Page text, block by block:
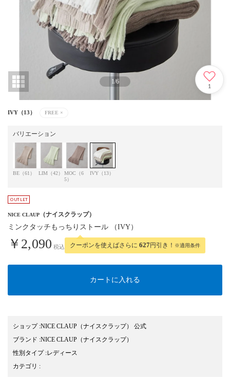
1/6
1
IVY（13） FREE ×
バリエーション
BE（61） LIM（42）
MOC（6
5）
IVY（13）
NICE CLAUP （ナイスクラップ）
ミンクタッチもっちりストール （IVY）
￥2,090 税込 クーポンを使えばさらに 627円引き！ ※適用条件
カートに入れる
ショップ:NICE CLAUP（ナイスクラップ） 公式
ブランド :NICE CLAUP （ナイスクラップ）
性別タイプ:レディース
カテゴリ :